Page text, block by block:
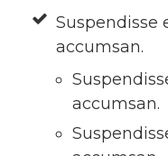
Suspendisse
accumsan.
accumsan.